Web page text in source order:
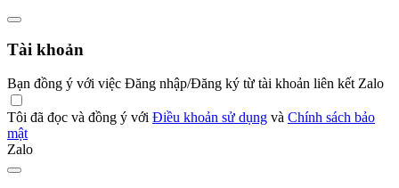
Tài khoản
Bạn đồng ý với việc Đăng nhập/Đăng ký từ tài khoản liên kết Zalo
Tôi đã đọc và đồng ý với Điều khoản sử dụng và Chính sách bảo
mật
Zalo